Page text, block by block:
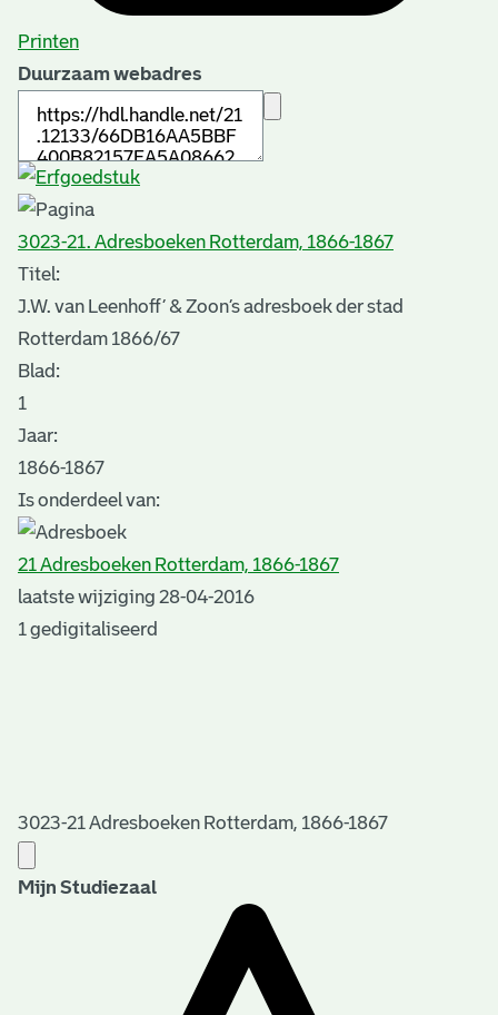
Printen
Duurzaam webadres
3023-21. Adresboeken Rotterdam, 1866-1867
Titel:
J.W. van Leenhoff’ & Zoon’s adresboek der stad
Rotterdam 1866/67
Blad:
1
Jaar:
1866-1867
Is onderdeel van:
21 Adresboeken Rotterdam, 1866-1867
laatste wijziging 28-04-2016
1 gedigitaliseerd
3023-21 Adresboeken Rotterdam, 1866-1867
Mijn Studiezaal